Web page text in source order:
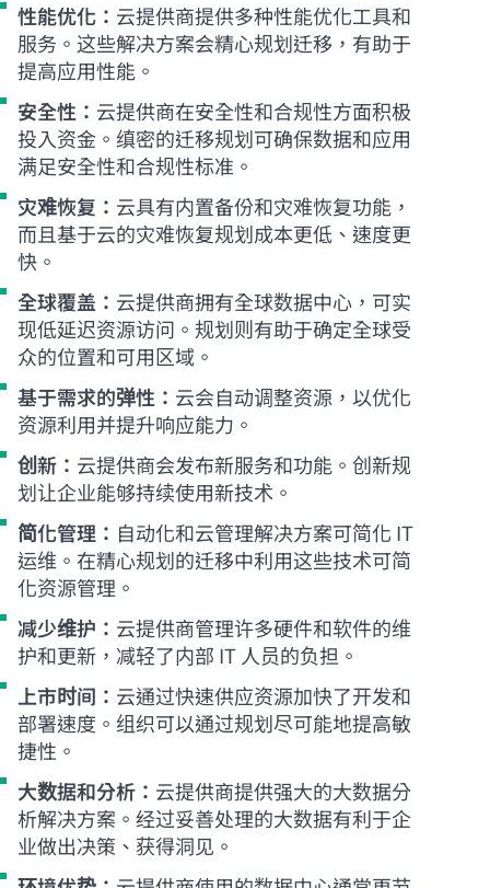
性能优化： 云提供商提供多种性能优化工具和
服务。这些解决方案会精心规划迁移，有助于
提高应用性能。
安全性： 云提供商在安全性和合规性方面积极
投入资金。缜密的迁移规划可确保数据和应用
满足安全性和合规性标准。
灾难恢复： 云具有内置备份和灾难恢复功能，
而且基于云的灾难恢复规划成本更低、速度更
快。
全球覆盖： 云提供商拥有全球数据中心，可实
现低延迟资源访问。规划则有助于确定全球受
众的位置和可用区域。
基于需求的弹性： 云会自动调整资源，以优化
资源利用并提升响应能力。
创新： 云提供商会发布新服务和功能。创新规
划让企业能够持续使用新技术。
简化管理： 自动化和云管理解决方案可简化 IT
运维。在精心规划的迁移中利用这些技术可简
化资源管理。
减少维护： 云提供商管理许多硬件和软件的维
护和更新，减轻了内部 IT 人员的负担。
上市时间： 云通过快速供应资源加快了开发和
部署速度。组织可以通过规划尽可能地提高敏
捷性。
大数据和分析： 云提供商提供强大的大数据分
析解决方案。经过妥善处理的大数据有利于企
业做出决策、获得洞见。